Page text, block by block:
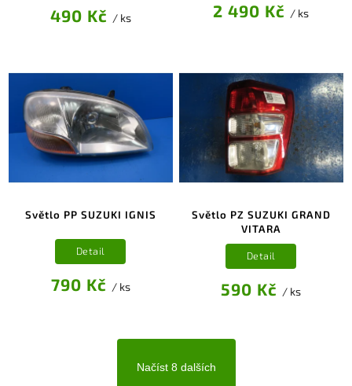
490 Kč / ks 2 490 Kč / ks
Světlo PP SUZUKI IGNIS
790 Kč / ks
Detail
Světlo PZ SUZUKI GRAND
VITARA
590 Kč / ks
Detail
Načíst 8 dalších